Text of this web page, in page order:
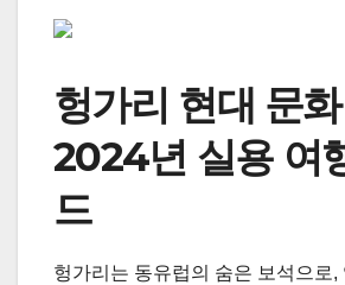
헝가리 현대 문
2024년 실용 여
드
헝가리는 동유럽의 숨은 보석으로,